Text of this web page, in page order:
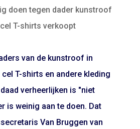
doen tegen dader kunstroof
T-shirts verkoopt
van de kunstroof in
T-shirts en andere kleding
verheerlijken is "niet
is weinig aan te doen. Dat
Van Bruggen van